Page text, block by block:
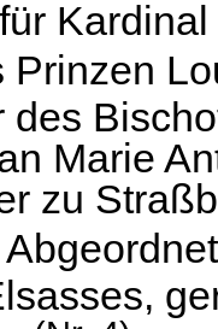
Kardinal
Prinzen
des
Marie
zu